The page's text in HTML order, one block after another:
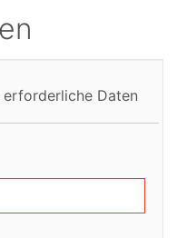
Daten